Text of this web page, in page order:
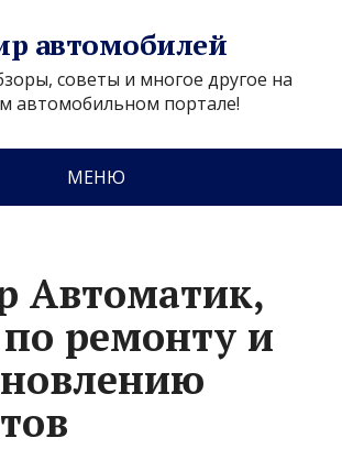
автомобилей
советы и многое другое на
автомобильном портале!
МЕНЮ
Автоматик,
ремонту и